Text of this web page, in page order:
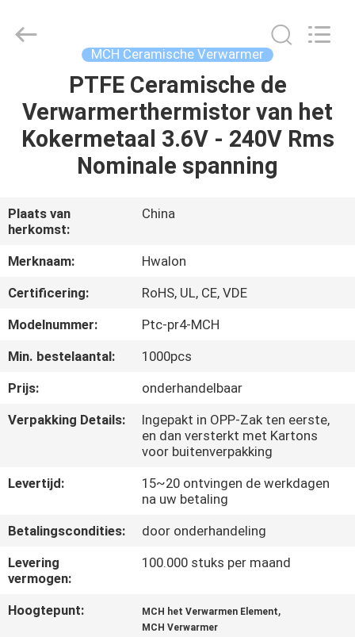
PRODUCTEN
ONS
FABRIEKSTOCHT
KWALITEITSCONTROLE
NEEM
CONTACT
MET
OP
NIEUWS
OFFERTE
AANVRAGEN
MCH Ceramische Verwarmer
PTFE Ceramische de
Verwarmerthermistor van het
Kokermetaal 3.6V - 240V Rms
Nominale spanning
Plaats van
herkomst:
China
Merknaam:
Hwalon
Certificering:
RoHS, UL, CE, VDE
Modelnummer:
Ptc-pr4-MCH
Min. bestelaantal:
1000pcs
Prijs:
onderhandelbaar
Verpakking Details:
Ingepakt in OPP-Zak ten eerste,
en dan versterkt met Kartons
voor buitenverpakking
Levertijd:
15~20 ontvingen de werkdagen
na uw betaling
Betalingscondities:
door onderhandeling
Levering
vermogen:
100.000 stuks per maand
Hoogtepunt: MCH het Verwarmen Element,
MCH Verwarmer